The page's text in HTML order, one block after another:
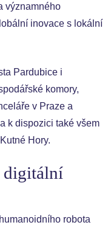
významného
inovace s lokální
Pardubice i
komory,
v Praze a
k dispozici také všem
Hory.
digitální
robota